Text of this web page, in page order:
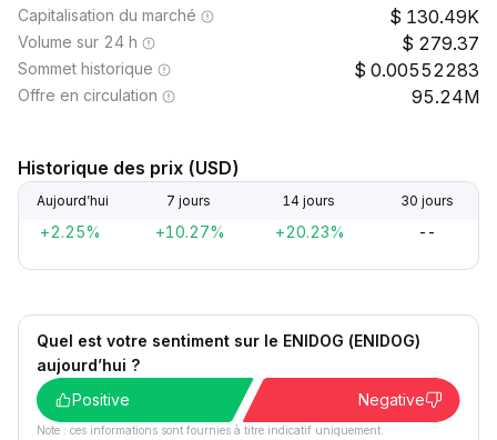
Capitalisation du marché 130.49K
Volume sur 24 h 279.37
Sommet historique 0.00552283
Offre en circulation 95.24M
Historique des prix (USD)
Aujourd’hui 7 jours 14 jours 30 jours
+2.25% +10.27% +20.23% --
Quel est votre sentiment sur le ENIDOG (ENIDOG)
aujourd’hui ?
Positive
Negative
Note : ces informations sont fournies à titre indicatif uniquement.